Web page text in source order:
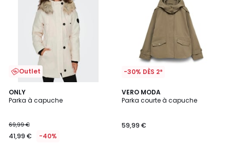
Outlet
ONLY
Parka à capuche
69,99 €
41,99 € -40%
4,5
/ 5
-30% DÈS 2*
VERO MODA
Parka courte à capuche
59,99 €